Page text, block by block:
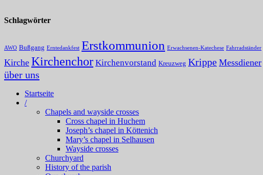
Schlagwörter
AWO Bußgang Erntedankfest Erstkommunion Erwachsenen-Katechese Fahrradständer
Kirche Kirchenchor Kirchenvorstand Kreuzweg Krippe Messdiener
über uns
Startseite
/
Chapels and wayside crosses
Cross chapel in Huchem
Joseph’s chapel in Köttenich
Mary’s chapel in Selhausen
Wayside crosses
Churchyard
History of the parish